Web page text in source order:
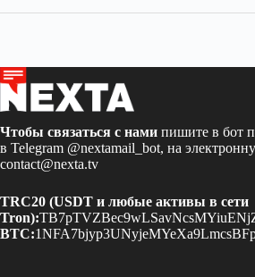
Чтобы связаться с нами пишите в бот
в Telegram @nextamail_bot, на
contact@nexta.tv
TRC20 (USDT и любые активы в сети
Tron):
BTC: